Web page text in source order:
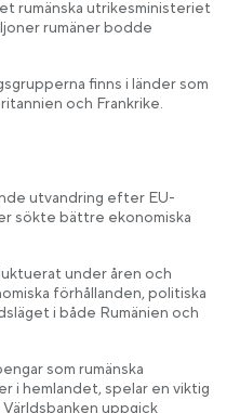
rumänska utrikesministeriet
rumäner bodde
finns i länder som
och Frankrike.
utvandring efter EU-
sökte bättre ekonomiska
under åren och
förhållanden, politiska
i både Rumänien och
som rumänska
i hemlandet, spelar en viktig
uppgick